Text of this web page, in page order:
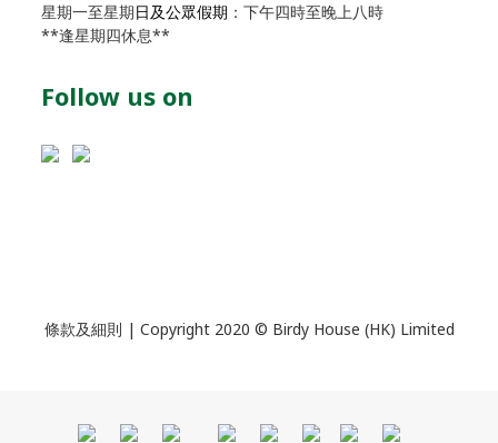
星期一至星期日及公眾假期 ：下午四時至晚上八時
**逢星期四休息**
Follow us on
條款及細則 | Copyright 2020 © Birdy House (HK) Limited